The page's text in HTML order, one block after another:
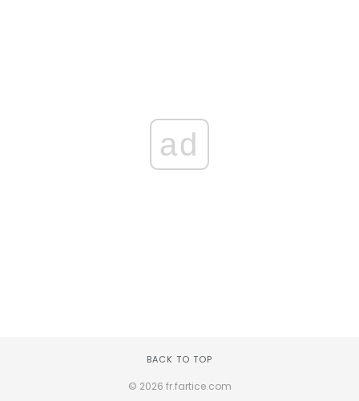
ad
BACK TO TOP
© 2026 fr.fartice.com